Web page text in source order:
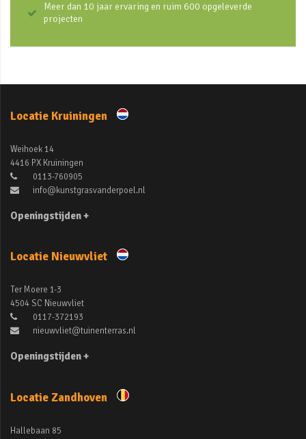
Meer dan 10 jaar ervaring en ruim 600 opgeleverde
projecten
Locatie Kruiningen
Weihoek 14
4416 PX Kruiningen
0113-760905
info@kunstgrasvanderpoel.nl
Openingstijden +
Locatie Nieuwvliet
Ter Moere 1-3
4504 SC Nieuwvliet
0117-372193
nieuwvliet@tuinenterras.nl
Openingstijden +
Locatie Zandhoven
Hallebaan 85